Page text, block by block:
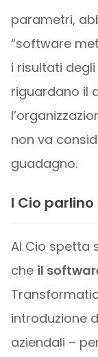
parametri,
“software
i risultati
riguardano il
non va
guadagno.
I Cio
Al Cio spetta
che il
introduzione
aziendali –